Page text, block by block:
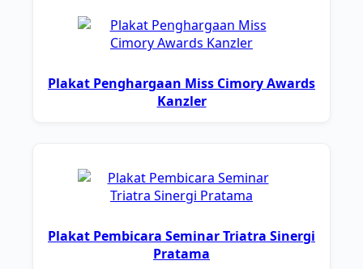
Plakat Penghargaan Miss Cimory Awards
Kanzler
Plakat Pembicara Seminar Triatra Sinergi
Pratama